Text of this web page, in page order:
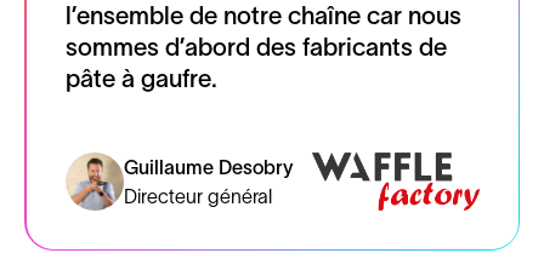
l’ensemble de notre chaîne car nous
sommes d’abord des fabricants de
pâte à gaufre.
Guillaume Desobry
Directeur général